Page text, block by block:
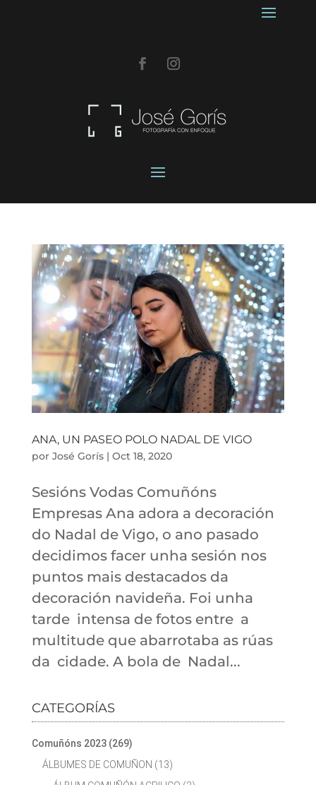
ANA, UN PASEO POLO NADAL DE VIGO
por José Gorís| Oct 18, 2020
Sesións Vodas Comuñóns
Empresas Ana adora a decoración
do Nadal de Vigo, o ano pasado
decidimos facer unha sesión nos
puntos mais destacados da
decoración navideña. Foi unha
tarde intensa de fotos entre a
multitude que abarrotaba as rúas
da cidade. A bola de Nadal...
CATEGORÍAS
Comuñóns 2023 (269)
ÁLBUMES DE COMUÑON (13)